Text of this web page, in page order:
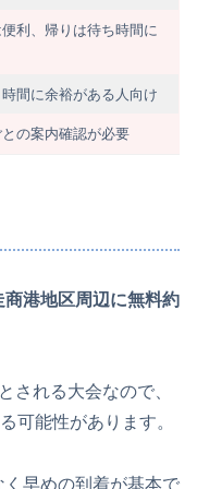
利、帰りは待ち時間に
間に余裕がある人向け
の案内確認が必要
商港地区周辺に無料約
される大会なので、
可能性があります。
早めの到着が基本で